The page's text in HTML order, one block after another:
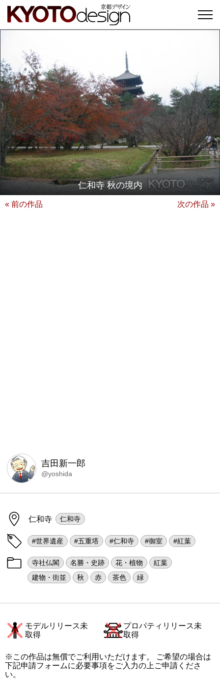
仁和寺 秋の境内
« 前の作品 次の作品 »
吉田新一郎
@yoshida
仁和寺 仁和寺
#世界遺産 #五重塔 #仁和寺 #御室 #紅葉
寺社仏閣 名勝・史跡 花・植物
紅葉
建物・街並
秋 赤 茶色 緑
モデルリリース未
取得
プロパティリリース未
取得
※この作品は無償でご利用いただけます。 ご希望の場合は
下記申請フォームに必要事項をご入力の上ご申請くださ
い。